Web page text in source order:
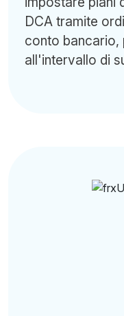
DCA tramite
conto
all'intervallo di